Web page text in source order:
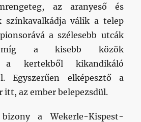
az aranyeső és
színkavalkádja válik a telep
a szélesebb utcák
míg a kisebb közök
a kertekből kikandikáló
Egyszerűen elképesztő a
az ember belepezsdül.
a Wekerle-Kispest-